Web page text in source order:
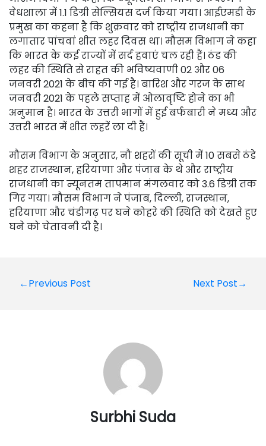
वेधशाला में 1.1 डिग्री सेल्सियस दर्ज किया गया। आईएमडी के
प्रमुख का कहना है कि शुक्रवार को राष्ट्रीय राजधानी का
लगातार पांचवां शीत लहर दिवस था। मौसम विभाग ने कहा
कि भारत के कई राज्यों में सर्द हवाएं चल रही हैं। ठंड की
लहर की स्थिति से राहत की भविष्यवाणी 02 और 06
जनवरी 2021 के बीच की गई है। बारिश और गरज के साथ
जनवरी 2021 के पहले सप्ताह में ओलावृष्टि होने का भी
अनुमान है। भारत के उत्तरी भागों में हुई बर्फबारी ने मध्य और
उत्तरी भारत में शीत लहरें ला दी हैं।
मौसम विभाग के अनुसार, नौ शहरों की सूची में 10 सबसे ठंडे
शहर राजस्थान, हरियाणा और पंजाब के थे और राष्ट्रीय
राजधानी का न्यूनतम तापमान मंगलवार को 3.6 डिग्री तक
गिर गया। मौसम विभाग ने पंजाब, दिल्ली, राजस्थान,
हरियाणा और चंडीगढ़ पर घने कोहरे की स्थिति को देखते हुए
घने को चेतावनी दी है।
Post
←Previous Post Next Post→
Surbhi Suda